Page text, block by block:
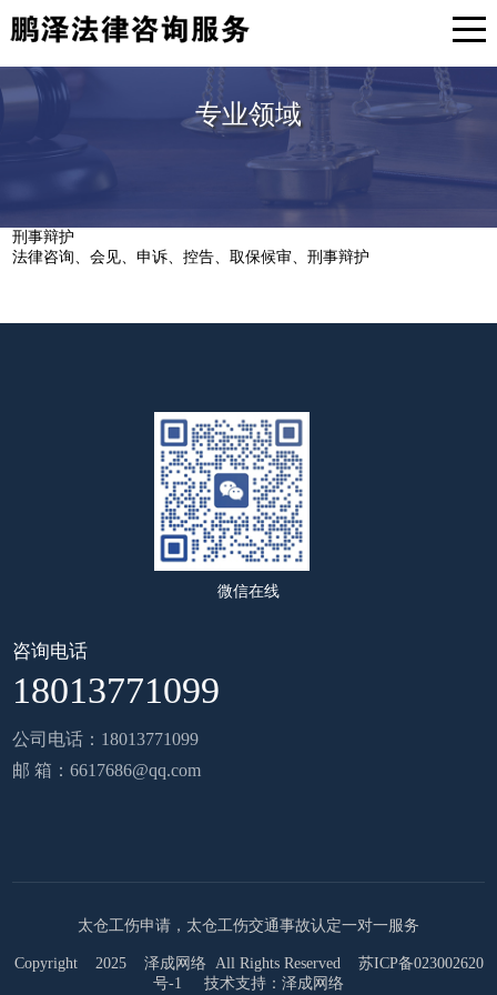
专业领域
刑事辩护
法律咨询、会见、申诉、控告、取保候审、刑事辩护
微信在线
咨询电话
18013771099
公司电话：18013771099
邮 箱：6617686@qq.com
太仓工伤申请，太仓工伤交通事故认定一对一服务
Copyright 2025 泽成网络 All Rights Reserved 苏ICP备023002620
号-1
技术支持： 泽成网络